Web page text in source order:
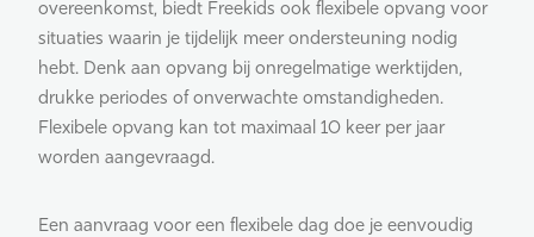
overeenkomst, biedt Freekids ook flexibele opvang voor
situaties waarin je tijdelijk meer ondersteuning nodig
hebt. Denk aan opvang bij onregelmatige werktijden,
drukke periodes of onverwachte omstandigheden.
Flexibele opvang kan tot maximaal 10 keer per jaar
worden aangevraagd.
Een aanvraag voor een flexibele dag doe je eenvoudig